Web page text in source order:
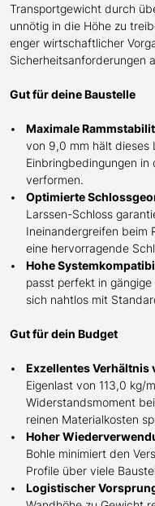
Transportgewicht durch
unnötig in die Höhe zu
enger wirtschaftlicher
Sicherheitsanforderungen
Gut für deine Baustelle
Maximale
von 9,0 mm hält dieses
Einbringbedingungen
verformen.
Optimierte
Larssen-Schloss
Ineinandergreifen beim
eine hervorragende
Hohe
passt perfekt in
sich nahtlos mit
Gut für dein Budget
Exzellentes Verhältnis
Eigenlast von 113,0 kg/
Widerstandsmoment
reinen Materialkosten
Hoher
Bohle minimiert den
Profile über viele
Logistischer